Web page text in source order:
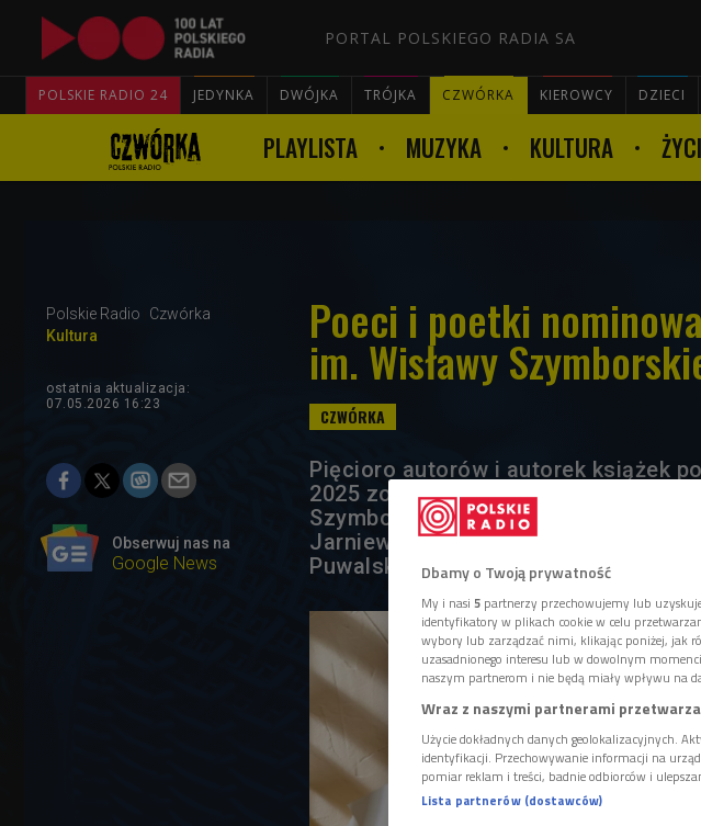
PORTAL POLSKIEGO RADIA SA
POLSKIE RADIO 24 JEDYNKA DWÓJKA TRÓJKA CZWÓRKA KIEROWCY DZIECI
PLAYLISTA MUZYKA KULTURA
Polskie Radio
Czwórka
Kultura
Poeci i poetki
im. Wisławy
ostatnia aktualizacja:
07.05.2026 16:23
Obserwuj nas na
Google News
Pięcioro autorów i autorek książek
2025 zostało nominowanych do
Szymborskiej. W tym gronie znaleźli
Jarniewicz, Maria Kwiecień, Marlena
Puwalska.
Dbamy o Twoją prywatność
My i nasi 5 partnerzy przechowujemy lub
identyfikatory w plikach cookie w celu
wybory lub zarządzać nimi, klikając poniżej, jak
uzasadnionego interesu lub w dowolnym
naszym partnerom i nie będą miały wpływu na
Wraz z naszymi partnerami
Użycie dokładnych danych geolokalizacyjnych.
identyfikacji. Przechowywanie informacji na
pomiar reklam i treści, badnie odbiorców i
Lista partnerów (dostawców)